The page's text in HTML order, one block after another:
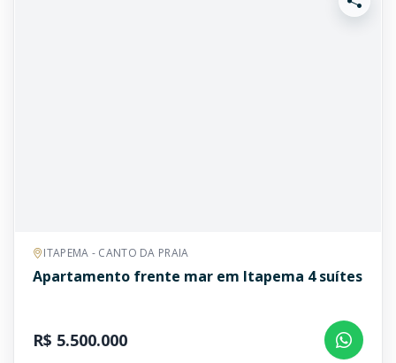
ITAPEMA - CANTO DA PRAIA
Apartamento frente mar em Itapema 4 suítes
R$ 5.500.000